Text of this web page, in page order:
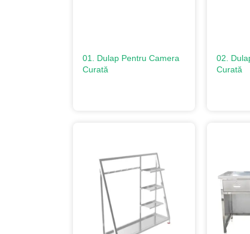
01. Dulap Pentru Camera
Curată
02.
Curată